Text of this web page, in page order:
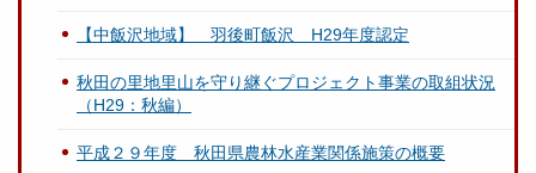
【中飯沢地域】 羽後町飯沢 H29年度認定
秋田の里地里山を守り継ぐプロジェクト事業の取組状況
（H29：秋編）
平成２９年度 秋田県農林水産業関係施策の概要